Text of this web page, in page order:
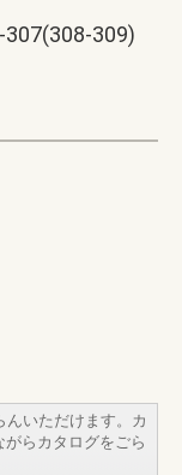
307(308-309)
んいただけます。カ
らカタログをごら